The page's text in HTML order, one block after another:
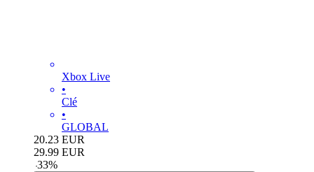
Xbox Live
•
Clé
•
GLOBAL
20.23 EUR
29.99 EUR
-33%